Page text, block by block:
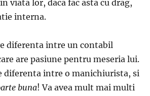
in viata lor, daca fac asta cu drag,
interna.
diferenta intre un contabil
are pasiune pentru meseria lui.
diferenta intre o manichiurista, si
buna! Va avea mult mai multi